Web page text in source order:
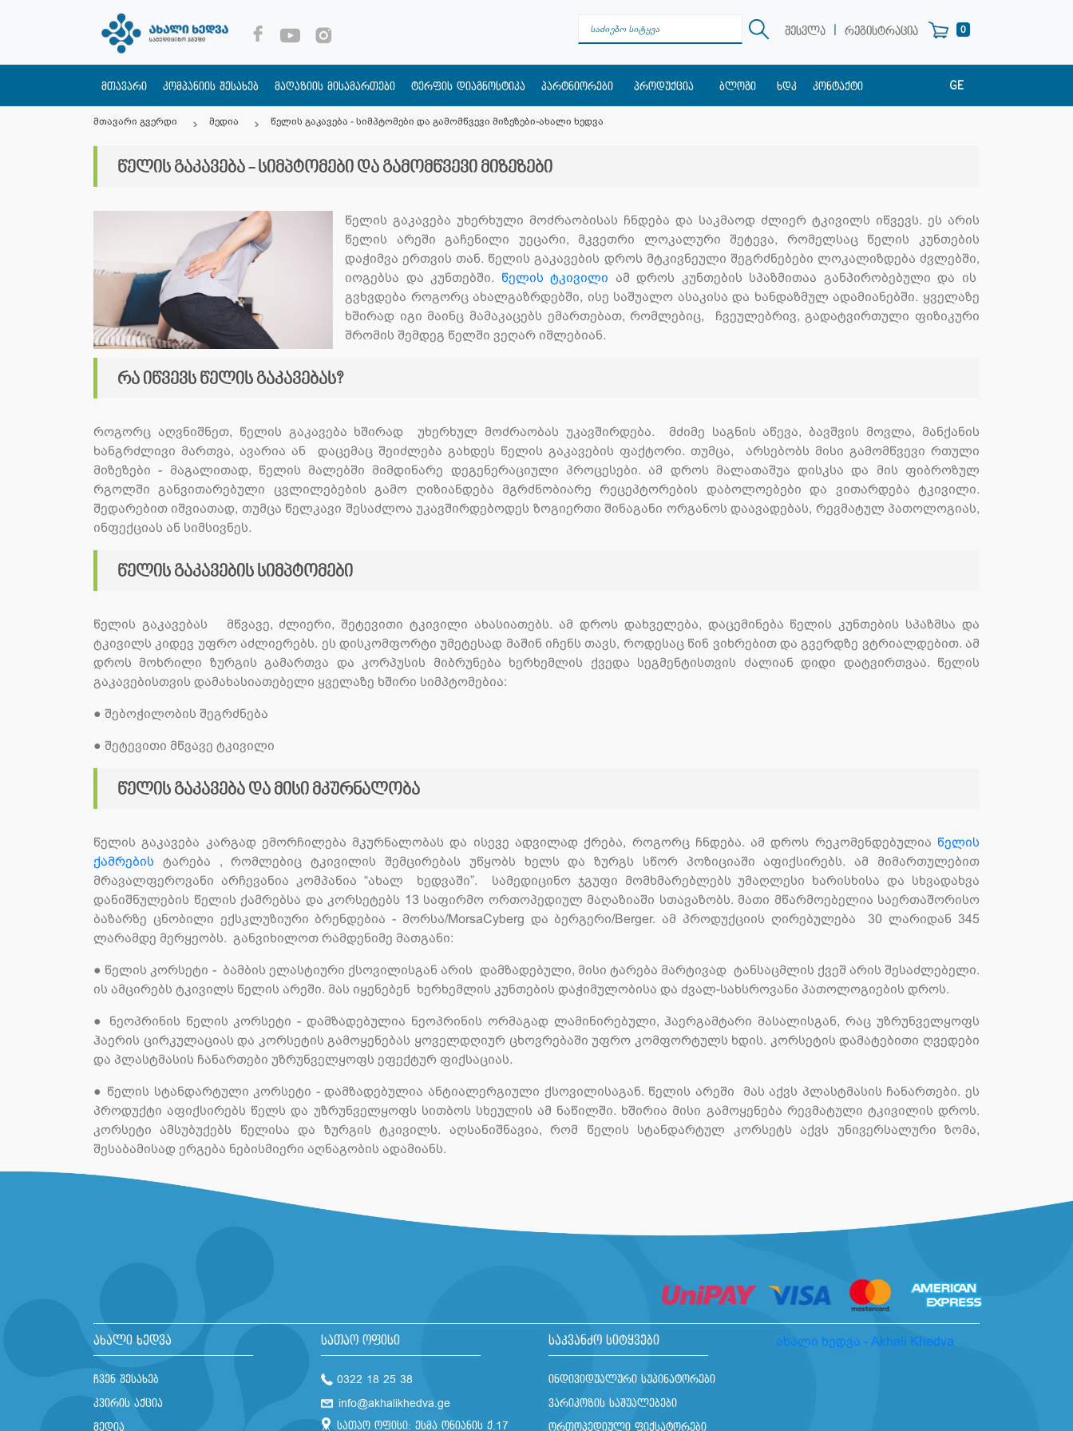
შესვლა | რეგისტრაცია 0
მთავარი კომპანიის შესახებ მაღაზიის მისამართები ტერფის დიაგნოსტიკა პარტნიორები პროდუქცია ბლოგი ხდკ კონტაქტი GE
მთავარი გვერდი მედია წელის გაკავება - სიმპტომები და გამომწვევი მიზეზები-ახალი ხედვა
წელის გაკავება - სიმპტომები და გამომწვევი მიზეზები
წელის გაკავება უხერხული მოძრაობისას ჩნდება და საკმაოდ ძლიერ ტკივილს იწვევს. ეს არის
წელის არეში გაჩენილი უეცარი, მკვეთრი ლოკალური შეტევა, რომელსაც წელის კუნთების
დაჭიმვა ერთვის თან. წელის გაკავების დროს მტკივნეული შეგრძნებები ლოკალიზდება ძვლებში,
იოგებსა და კუნთებში. წელის ტკივილი ამ დროს კუნთების სპაზმითაა განპირობებული და ის
გვხვდება როგორც ახალგაზრდებში, ისე საშუალო ასაკისა და ხანდაზმულ ადამიანებში. ყველაზე
ხშირად იგი მაინც მამაკაცებს ემართებათ, რომლებიც, ჩვეულებრივ, გადატვირთული ფიზიკური
შრომის შემდეგ წელში ვეღარ იშლებიან.
რა იწვევს წელის გაკავებას?
როგორც აღვნიშნეთ, წელის გაკავება ხშირად უხერხულ მოძრაობას უკავშირდება. მძიმე საგნის აწევა, ბავშვის მოვლა, მანქანის
ხანგრძლივი მართვა, ავარია ან დაცემაც შეიძლება გახდეს წელის გაკავების ფაქტორი. თუმცა, არსებობს მისი გამომწვევი რთული
მიზეზები - მაგალითად, წელის მალებში მიმდინარე დეგენერაციული პროცესები. ამ დროს მალათაშუა დისკსა და მის ფიბროზულ
რგოლში განვითარებული ცვლილებების გამო ღიზიანდება მგრძნობიარე რეცეპტორების დაბოლოებები და ვითარდება ტკივილი.
შედარებით იშვიათად, თუმცა წელკავი შესაძლოა უკავშირდებოდეს ზოგიერთი შინაგანი ორგანოს დაავადებას, რევმატულ პათოლოგიას,
ინფექციას ან სიმსივნეს.
წელის გაკავების სიმპტომები
წელის გაკავებას მწვავე, ძლიერი, შეტევითი ტკივილი ახასიათებს. ამ დროს დახველება, დაცემინება წელის კუნთების სპაზმსა და
ტკივილს კიდევ უფრო აძლიერებს. ეს დისკომფორტი უმეტესად მაშინ იჩენს თავს, როდესაც წინ ვიხრებით და გვერდზე ვტრიალდებით. ამ
დროს მოხრილი ზურგის გამართვა და კორპუსის მიბრუნება ხერხემლის ქვედა სეგმენტისთვის ძალიან დიდი დატვირთვაა. წელის
გაკავებისთვის დამახასიათებელი ყველაზე ხშირი სიმპტომებია:
● შებოჭილობის შეგრძნება
● შეტევითი მწვავე ტკივილი
წელის გაკავება და მისი მკურნალობა
წელის გაკავება კარგად ემორჩილება მკურნალობას და ისევე ადვილად ქრება, როგორც ჩნდება. ამ დროს რეკომენდებულია წელის
ქამრების ტარება , რომლებიც ტკივილის შემცირებას უწყობს ხელს და ზურგს სწორ პოზიციაში აფიქსირებს. ამ მიმართულებით
მრავალფეროვანი არჩევანია კომპანია “ახალ ხედვაში”. სამედიცინო ჯგუფი მომხმარებლებს უმაღლესი ხარისხისა და სხვადახვა
დანიშნულების წელის ქამრებსა და კორსეტებს 13 საფირმო ორთოპედიულ მაღაზიაში სთავაზობს. მათი მწარმოებელია საერთაშორისო
ბაზარზე ცნობილი ექსკლუზიური ბრენდებია - მორსა/MorsaCyberg და ბერგერი/Berger. ამ პროდუქციის ღირებულება 30 ლარიდან 345
ლარამდე მერყეობს. განვიხილოთ რამდენიმე მათგანი:
● წელის კორსეტი - ბამბის ელასტიური ქსოვილისგან არის დამზადებული, მისი ტარება მარტივად ტანსაცმლის ქვეშ არის შესაძლებელი.
ის ამცირებს ტკივილს წელის არეში. მას იყენებენ ხერხემლის კუნთების დაჭიმულობისა და ძვალ-სახსროვანი პათოლოგიების დროს.
● ნეოპრინის წელის კორსეტი - დამზადებულია ნეოპრინის ორმაგად ლამინირებული, ჰაერგამტარი მასალისგან, რაც უზრუნველყოფს
ჰაერის ცირკულაციას და კორსეტის გამოყენებას ყოველდღიურ ცხოვრებაში უფრო კომფორტულს ხდის. კორსეტის დამატებითი ღვედები
და პლასტმასის ჩანართები უზრუნველყოფს ეფექტურ ფიქსაციას.
● წელის სტანდარტული კორსეტი - დამზადებულია ანტიალერგიული ქსოვილისაგან. წელის არეში მას აქვს პლასტმასის ჩანართები. ეს
პროდუქტი აფიქსირებს წელს და უზრუნველყოფს სითბოს სხეულის ამ ნაწილში. ხშირია მისი გამოყენება რევმატული ტკივილის დროს.
კორსეტი ამსუბუქებს წელისა და ზურგის ტკივილს. აღსანიშნავია, რომ წელის სტანდარტულ კორსეტს აქვს უნივერსალური ზომა,
შესაბამისად ერგება ნებისმიერი აღნაგობის ადამიანს.
ახალი ხედვა
ჩვენ შესახებ
კვირის აქცია
მედია
სათაო ოფისი
0322 18 25 38
info@akhalikhedva.ge
სათაო ოფისი: ესმა ონიანის ქ.17
საკვანძო სიტყვები
ინდივიდუალური სუპინატორები
ვარიკოზის საშუალებები
ორთოპედიული ფიქსატორები
ახალი ხედვა - Akhali Khedva